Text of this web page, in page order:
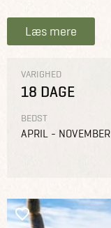
Læs mere
VARIGHED
18 DAGE
BEDST
APRIL - NOVEMBER